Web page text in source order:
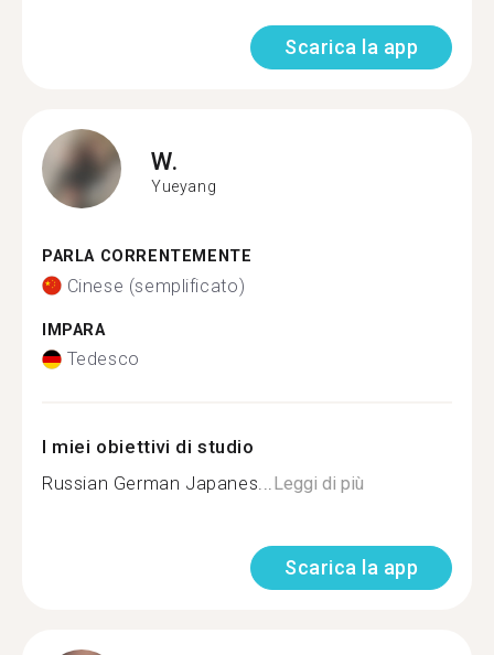
Scarica la app
W.
Yueyang
PARLA CORRENTEMENTE
Cinese (semplificato)
IMPARA
Tedesco
I miei obiettivi di studio
Russian German Japanes...Leggi di più
Scarica la app